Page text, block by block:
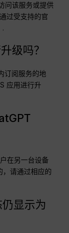
问该服务或提供
过受支持的官
.
级吗？
订阅服务的地
应用进行升
在另一台设备
，请通过相应的
显示为